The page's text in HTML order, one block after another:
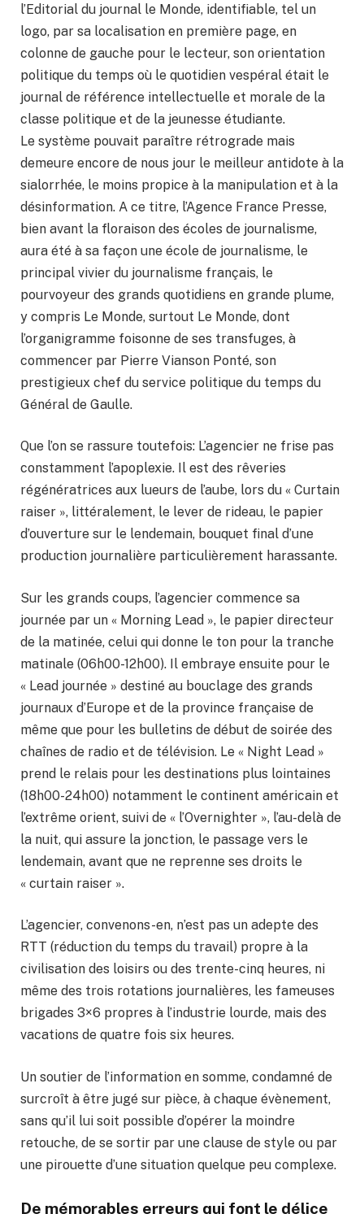
l’Editorial du journal le Monde, identifiable, tel un
logo, par sa localisation en première page, en
colonne de gauche pour le lecteur, son orientation
politique du temps où le quotidien vespéral était le
journal de référence intellectuelle et morale de la
classe politique et de la jeunesse étudiante.
Le système pouvait paraître rétrograde mais
demeure encore de nous jour le meilleur antidote à la
sialorrhée, le moins propice à la manipulation et à la
désinformation. A ce titre, l’Agence France Presse,
bien avant la floraison des écoles de journalisme,
aura été à sa façon une école de journalisme, le
principal vivier du journalisme français, le
pourvoyeur des grands quotidiens en grande plume,
y compris Le Monde, surtout Le Monde, dont
l’organigramme foisonne de ses transfuges, à
commencer par Pierre Vianson Ponté, son
prestigieux chef du service politique du temps du
Général de Gaulle.
Que l’on se rassure toutefois: L’agencier ne frise pas
constamment l’apoplexie. Il est des rêveries
régénératrices aux lueurs de l’aube, lors du « Curtain
raiser », littéralement, le lever de rideau, le papier
d’ouverture sur le lendemain, bouquet final d’une
production journalière particulièrement harassante.
Sur les grands coups, l’agencier commence sa
journée par un « Morning Lead », le papier directeur
de la matinée, celui qui donne le ton pour la tranche
matinale (06h00-12h00). Il embraye ensuite pour le
« Lead journée » destiné au bouclage des grands
journaux d’Europe et de la province française de
même que pour les bulletins de début de soirée des
chaînes de radio et de télévision. Le « Night Lead »
prend le relais pour les destinations plus lointaines
(18h00-24h00) notamment le continent américain et
l’extrême orient, suivi de « l’Overnighter », l’au-delà de
la nuit, qui assure la jonction, le passage vers le
lendemain, avant que ne reprenne ses droits le
« curtain raiser ».
L’agencier, convenons-en, n’est pas un adepte des
RTT (réduction du temps du travail) propre à la
civilisation des loisirs ou des trente-cinq heures, ni
même des trois rotations journalières, les fameuses
brigades 3×6 propres à l’industrie lourde, mais des
vacations de quatre fois six heures.
Un soutier de l’information en somme, condamné de
surcroît à être jugé sur pièce, à chaque évènement,
sans qu’il lui soit possible d’opérer la moindre
retouche, de se sortir par une clause de style ou par
une pirouette d’une situation quelque peu complexe.
De mémorables erreurs qui font le délice